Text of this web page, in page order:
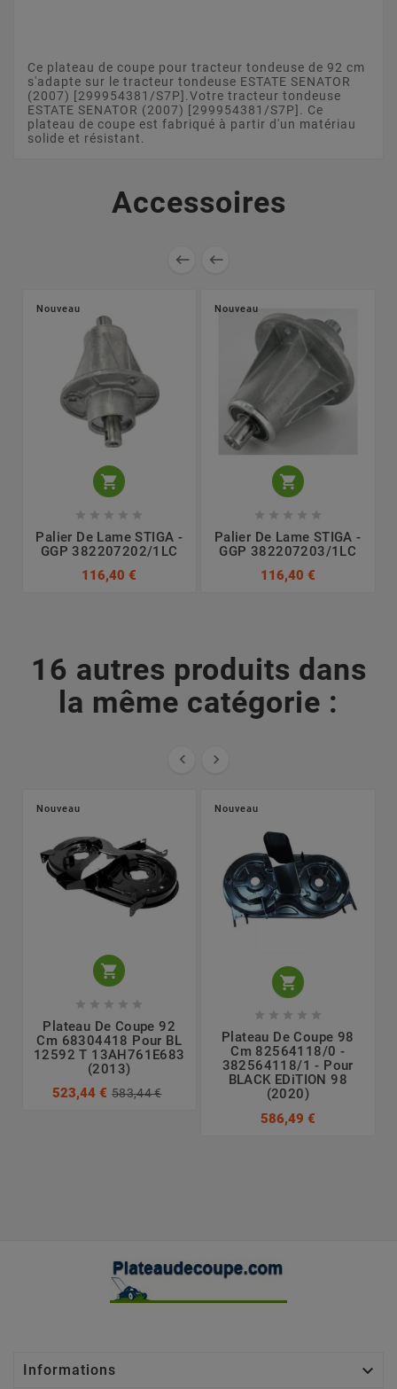
Ce plateau de coupe pour tracteur tondeuse de 92 cm
s'adapte sur le tracteur tondeuse ESTATE SENATOR
(2007) [299954381/S7P].Votre tracteur tondeuse
ESTATE SENATOR (2007) [299954381/S7P]. Ce
plateau de coupe est fabriqué à partir d'un matériau
solide et résistant.
Accessoires
 
Nouveau

    
Palier De Lame STIGA -
GGP 382207202/1LC
116,40 €
Nouveau

    
Palier De Lame STIGA -
GGP 382207203/1LC
116,40 €
16 autres produits dans
la même catégorie :
 
Nouveau

    
Plateau De Coupe 92
Cm 68304418 Pour BL
12592 T 13AH761E683
(2013)
523,44 € 583,44 €
Nouveau

    
Plateau De Coupe 98
Cm 82564118/0 -
382564118/1 - Pour
BLACK EDiTION 98
(2020)
586,49 €
Informations 